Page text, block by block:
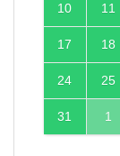
10 11
17 18
24 25
31 1